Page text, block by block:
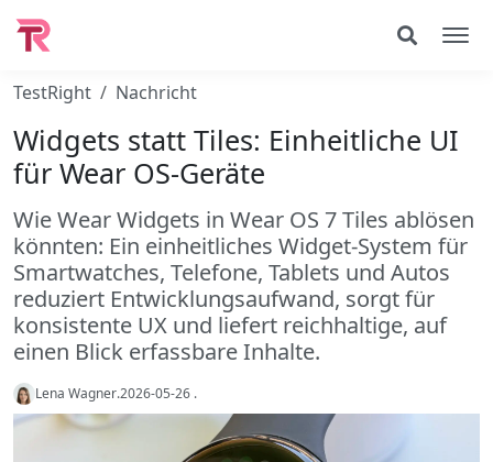
TestRight Nachricht
Widgets statt Tiles: Einheitliche UI
für Wear OS-Geräte
Wie Wear Widgets in Wear OS 7 Tiles ablösen
könnten: Ein einheitliches Widget-System für
Smartwatches, Telefone, Tablets und Autos
reduziert Entwicklungsaufwand, sorgt für
konsistente UX und liefert reichhaltige, auf
einen Blick erfassbare Inhalte.
Lena Wagner.2026-05-26 .